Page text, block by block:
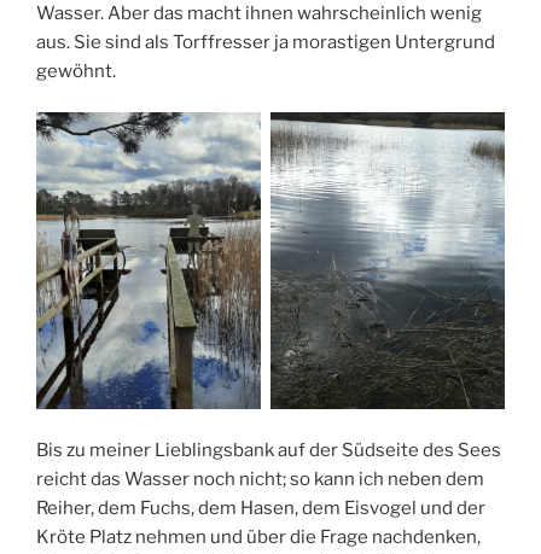
Wasser. Aber das macht ihnen wahrscheinlich wenig
aus. Sie sind als Torffresser ja morastigen Untergrund
gewöhnt.
Bis zu meiner Lieblingsbank auf der Südseite des Sees
reicht das Wasser noch nicht; so kann ich neben dem
Reiher, dem Fuchs, dem Hasen, dem Eisvogel und der
Kröte Platz nehmen und über die Frage nachdenken,